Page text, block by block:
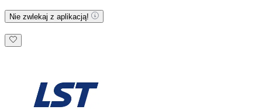
Nie zwlekaj z aplikacją!